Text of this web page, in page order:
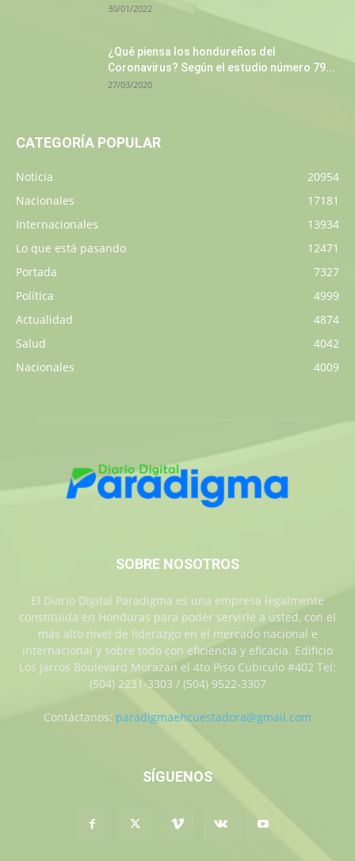
30/01/2022
¿Qué piensa los hondureños del
Coronavirus? Según el estudio número 79...
27/03/2020
CATEGORÍA POPULAR
Noticia
20954
Nacionales
17181
Internacionales
13934
Lo que está pasando
12471
Portada
7327
Política
4999
Actualidad
4874
Salud
4042
Nacionales
4009
SOBRE NOSOTROS
El Diario Digital Paradigma es una empresa legalmente
constituida en Honduras para poder servirle a usted, con el
más alto nivel de liderazgo en el mercado nacional e
internacional y sobre todo con eficiencia y eficacia. Edificio
Los Jarros Boulevard Morazan el 4to Piso Cubiculo #402 Tel:
(504) 2231-3303 / (504) 9522-3307
Contáctanos: paradigmaencuestadora@gmail.com
SÍGUENOS